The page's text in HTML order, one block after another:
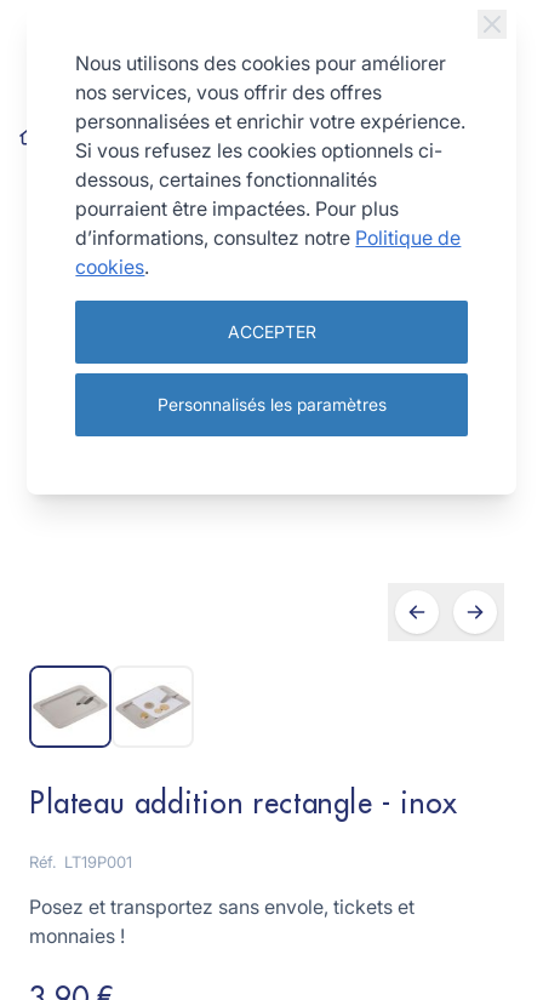
Plateau addition rectangle - inox
Plateau addition rectangle - inox
Réf. LT19P001
Posez et transportez sans envole, tickets et
monnaies !
Nous utilisons des cookies pour améliorer
nos services, vous offrir des offres
personnalisées et enrichir votre expérience.
Si vous refusez les cookies optionnels ci-
dessous, certaines fonctionnalités
pourraient être impactées. Pour plus
d’informations, consultez notre Politique de
cookies.
ACCEPTER
Personnalisés les paramètres